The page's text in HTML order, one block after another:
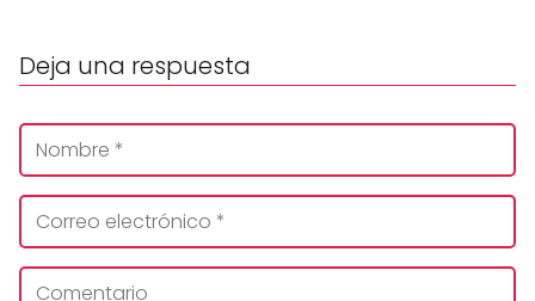
Deja una respuesta